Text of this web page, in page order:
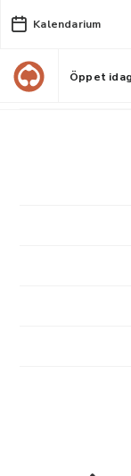
Kalendarium
Öppet idag